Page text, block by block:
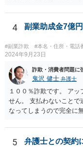
4 副業助成金7億
#副業詐欺 #本名・住所・電話
2024年9月23日
詐欺・消費者問題に
鬼沢 健士 弁護士
１００％詐欺です。 ア
せん。 支払わないことで
なってしまうので完全に
5 弁護士との契約